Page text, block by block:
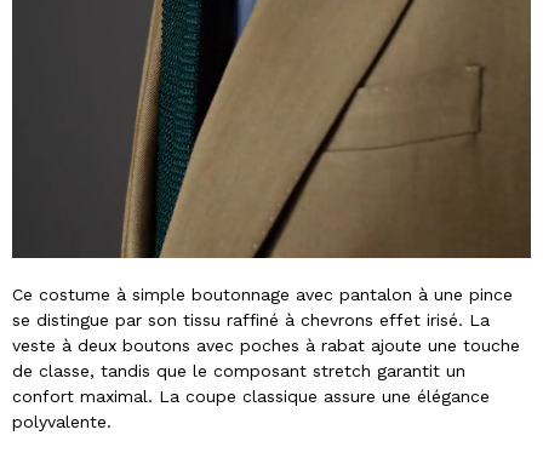
Ce costume à simple boutonnage avec pantalon à une pince
se distingue par son tissu raffiné à chevrons effet irisé. La
veste à deux boutons avec poches à rabat ajoute une touche
de classe, tandis que le composant stretch garantit un
confort maximal. La coupe classique assure une élégance
polyvalente.